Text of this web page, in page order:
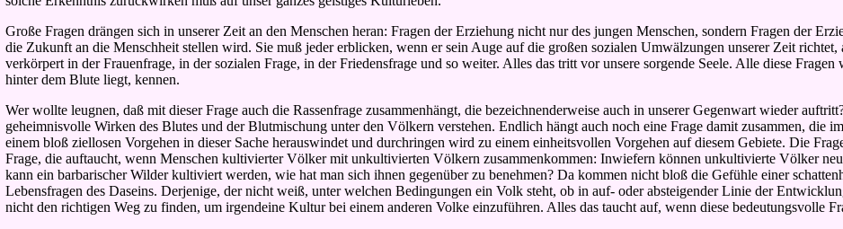
Große Fragen drängen sich in unserer Zeit an den Menschen heran: Fragen der Erziehung nicht nur des jungen Menschen, sondern Fragen der
die Zukunft an die Menschheit stellen wird. Sie muß jeder erblicken, wenn er sein Auge auf die großen sozialen Umwälzungen unserer Zeit
verkörpert in der Frauenfrage, in der sozialen Frage, in der Friedensfrage und so weiter. Alles das tritt vor unsere sorgende Seele. Alle diese
hinter dem Blute liegt, kennen.
Wer wollte leugnen, daß mit dieser Frage auch die Rassenfrage zusammenhängt, die bezeichnenderweise auch in unserer Gegenwart wieder
geheimnisvolle Wirken des Blutes und der Blutmischung unter den Völkern verstehen. Endlich hängt auch noch eine Frage damit zusammen, die
einem bloß ziellosen Vorgehen in dieser Sache herauswindet und durchringen wird zu einem einheitsvollen Vorgehen auf diesem Gebiete. Die
Frage, die auftaucht, wenn Menschen kultivierter Völker mit unkultivierten Völkern zusammenkommen: Inwiefern können unkultivierte Völker
kann ein barbarischer Wilder kultiviert werden, wie hat man sich ihnen gegenüber zu benehmen? Da kommen nicht bloß die Gefühle einer
Lebensfragen des Daseins. Derjenige, der nicht weiß, unter welchen Bedingungen ein Volk steht, ob in auf- oder absteigender Linie der
nicht den richtigen Weg zu finden, um irgendeine Kultur bei einem anderen Volke einzuführen. Alles das taucht auf, wenn diese bedeutungsvolle